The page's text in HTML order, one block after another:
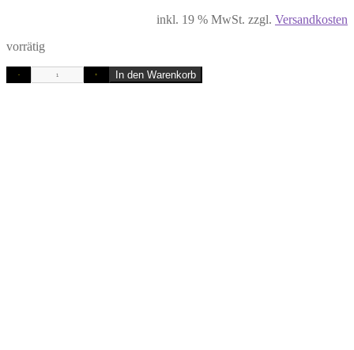
inkl. 19 % MwSt. zzgl. Versandkosten
vorrätig
- + In den Warenkorb